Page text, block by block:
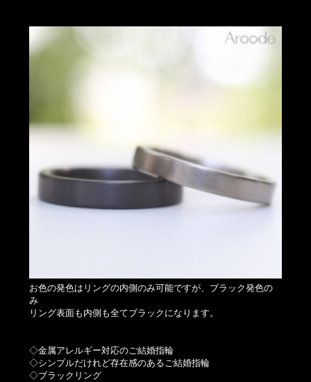
お色の発色はリングの内側のみ可能ですが、ブラック発色の
み
リング表面も内側も全てブラックになります。
◇金属アレルギー対応のご結婚指輪
◇シンプルだけれど存在感のあるご結婚指輪
◇ブラックリング